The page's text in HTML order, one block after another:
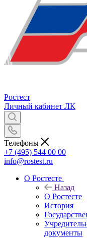
Ростест
Личный кабинет ЛК
Телефоны
+7 (495) 544 00 00
info@rostest.ru
О Ростесте
Назад
О Ростесте
История
документы